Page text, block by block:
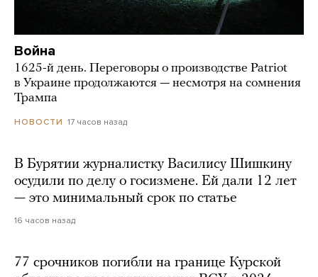
Война
1625-й день. Переговоры о производстве Patriot
в Украине продолжаются — несмотря на сомнения
Трампа
НОВОСТИ 17 часов назад
В Бурятии журналистку Василису Шишкину
осудили по делу о госизмене. Ей дали 12 лет
— это минимальный срок по статье
16 часов назад
77 срочников погибли на границе Курской